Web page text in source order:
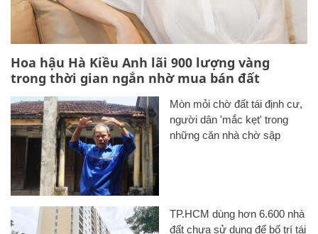
Hoa hậu Hà Kiều Anh lãi 900 lượng vàng
trong thời gian ngắn nhờ mua bán đất
Mòn mỏi chờ đất tái định cư,
người dân 'mắc kẹt' trong
những căn nhà chờ sập
TP.HCM dùng hơn 6.600 nhà
đất chưa sử dụng để bố trí tái